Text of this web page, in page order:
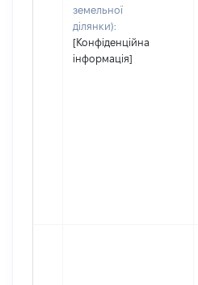
земельної
ділянки):
[Конфіденційна
інформація]